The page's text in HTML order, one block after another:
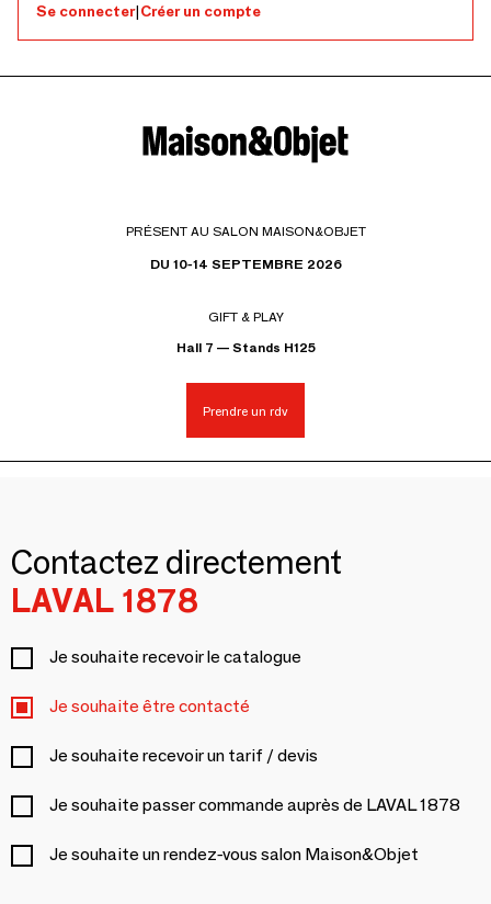
Se connecter|Créer un compte
PRÉSENT AU SALON MAISON&OBJET
DU 10-14 SEPTEMBRE 2026
GIFT & PLAY
Hall 7 — Stands H125
Prendre un rdv
Contactez directement
LAVAL 1878
Je souhaite recevoir le catalogue
Je souhaite être contacté
Je souhaite recevoir un tarif / devis
Je souhaite passer commande auprès de LAVAL 1878
Je souhaite un rendez-vous salon Maison&Objet